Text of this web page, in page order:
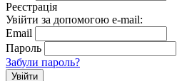
Реєстрація
Увійти за допомогою e-mail:
Email
Пароль
Забули пароль?